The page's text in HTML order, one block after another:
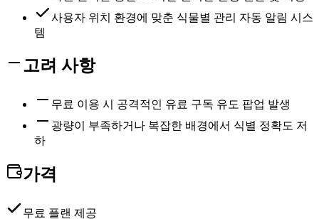
사용자 위치 환경에 맞춘 식물별 관리 자동 알림 시스
템
고려 사항
무료 이용 시 공격적인 유료 구독 유도 팝업 발생
광량이 부족하거나 복잡한 배경에서 식별 정확도 저
하
가격
무료 플랜 제공